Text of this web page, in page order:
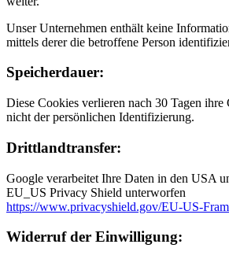
Unser Unternehmen enthält keine
mittels derer die betroffene Person
Speicherdauer:
Diese Cookies verlieren nach 30 Tagen
nicht der persönlichen Identifizierung.
Drittlandtransfer:
Google verarbeitet Ihre Daten in den USA
EU_US Privacy Shield unterworfen
https://www.privacyshield.gov/EU-US-
Widerruf der Einwilligung: